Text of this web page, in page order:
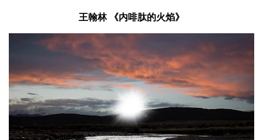
王翰林 《内啡肽的火焰》